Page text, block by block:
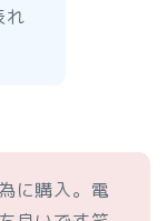
れ
に購入。電